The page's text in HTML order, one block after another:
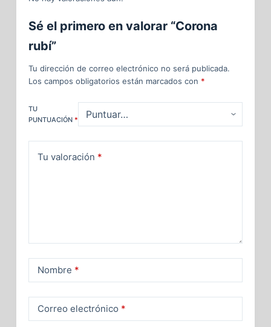
Sé el primero en valorar “Corona
rubí”
Tu dirección de correo electrónico no será publicada.
Los campos obligatorios están marcados con *
TU
PUNTUACIÓN *
Tu valoración *
Nombre *
Correo electrónico *